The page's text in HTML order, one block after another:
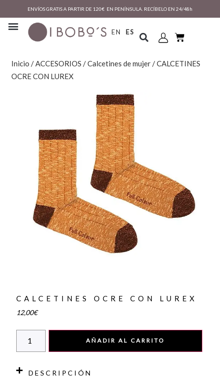
ENVÍOS GRATIS A PARTIR DE 120€ EN PENÍNSULA. RECÍBELO EN 24/48h
EN ES
Inicio /ACCESORIOS /Calcetines de mujer/ CALCETINES
OCRE CON LUREX
CALCETINES OCRE CON LUREX
12,00€
AÑADIR AL CARRITO
DESCRIPCIÓN